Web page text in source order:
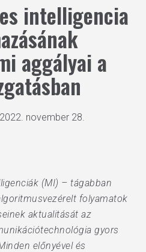
intelligencia
aggályai a
2022. november 28.
(MI) – tágabban
folyamatok
aktualitását az
gyors
előnyével és